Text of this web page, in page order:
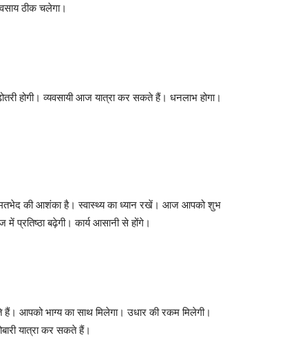
ठीक चलेगा।
होगी। व्यवसायी आज यात्रा कर सकते हैं। धनलाभ होगा।
की आशंका है। स्वास्थ्य का ध्यान रखें। आज आपको शुभ
प्रतिष्ठा बढ़ेगी। कार्य आसानी से होंगे।
आपको भाग्य का साथ मिलेगा। उधार की रकम मिलेगी।
यात्रा कर सकते हैं।